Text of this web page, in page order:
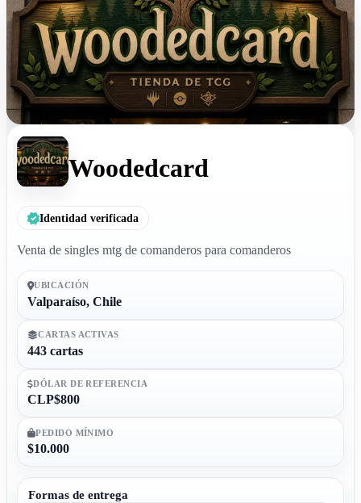
Woodedcard
Identidad verificada
Venta de singles mtg de comanderos para comanderos
UBICACIÓN
Valparaíso, Chile
CARTAS ACTIVAS
443 cartas
DÓLAR DE REFERENCIA
CLP$800
PEDIDO MÍNIMO
$10.000
Formas de entrega